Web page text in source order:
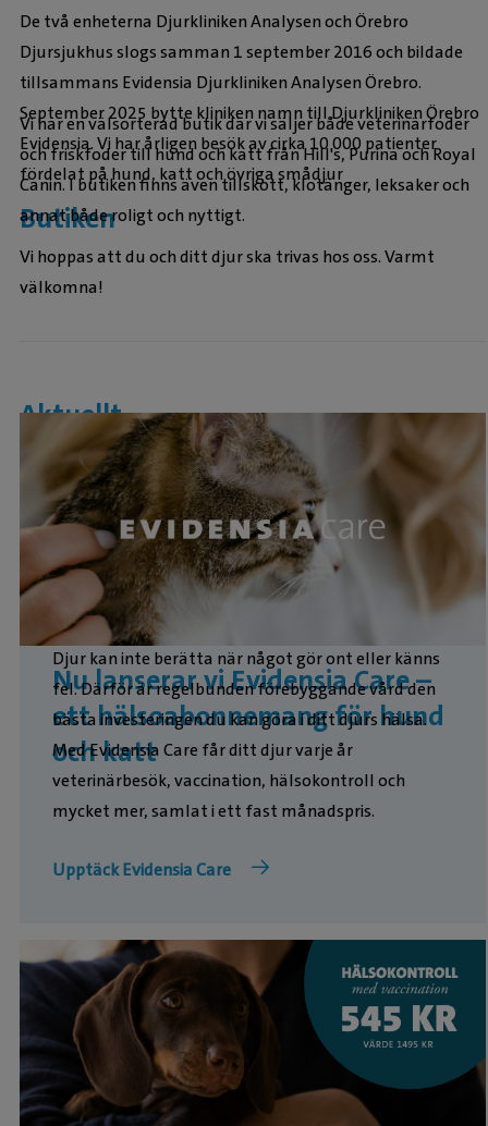
De två enheterna Djurkliniken Analysen och Örebro
Djursjukhus slogs samman 1 september 2016 och bildade
tillsammans Evidensia Djurkliniken Analysen Örebro.
September 2025 bytte kliniken namn till Djurkliniken Örebro
Evidensia. Vi har årligen besök av cirka 10 000 patienter
fördelat på hund, katt och övriga smådjur
Butiken
Vi har en välsorterad butik där vi säljer både veterinärfoder
och friskfoder till hund och katt från Hill's, Purina och Royal
Canin. I butiken finns även tillskott, klotänger, leksaker och
annat både roligt och nyttigt.
Vi hoppas att du och ditt djur ska trivas hos oss. Varmt
välkomna!
Aktuellt
Nu lanserar vi Evidensia Care –
ett hälsoabonnemang för hund
och katt
Djur kan inte berätta när något gör ont eller känns
fel. Därför är regelbunden förebyggande vård den
bästa investeringen du kan göra i ditt djurs hälsa.
Med Evidensia Care får ditt djur varje år
veterinärbesök, vaccination, hälsokontroll och
mycket mer, samlat i ett fast månadspris.
Upptäck Evidensia Care
Att ha en valp eller kattunge är fantastiskt – men